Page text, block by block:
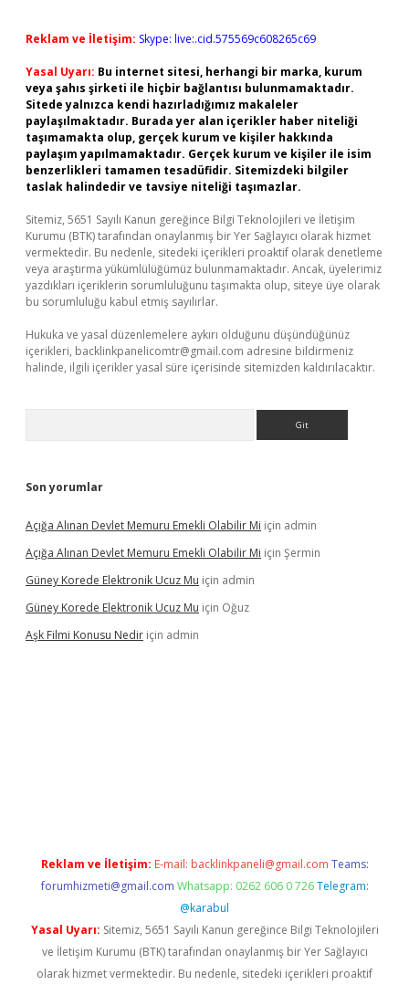
Reklam ve İletişim: Skype: live:.cid.575569c608265c69
Yasal Uyarı: Bu internet sitesi, herhangi bir marka, kurum
veya şahıs şirketi ile hiçbir bağlantısı bulunmamaktadır.
Sitede yalnızca kendi hazırladığımız makaleler
paylaşılmaktadır. Burada yer alan içerikler haber niteliği
taşımamakta olup, gerçek kurum ve kişiler hakkında
paylaşım yapılmamaktadır. Gerçek kurum ve kişiler ile isim
benzerlikleri tamamen tesadüfidir. Sitemizdeki bilgiler
taslak halindedir ve tavsiye niteliği taşımazlar.
Sitemiz, 5651 Sayılı Kanun gereğince Bilgi Teknolojileri ve İletişim
Kurumu (BTK) tarafından onaylanmış bir Yer Sağlayıcı olarak hizmet
vermektedir. Bu nedenle, sitedeki içerikleri proaktif olarak denetleme
veya araştırma yükümlülüğümüz bulunmamaktadır. Ancak, üyelerimiz
yazdıkları içeriklerin sorumluluğunu taşımakta olup, siteye üye olarak
bu sorumluluğu kabul etmiş sayılırlar.
Hukuka ve yasal düzenlemelere aykırı olduğunu düşündüğünüz
içerikleri, backlinkpanelicomtr@gmail.com adresine bildirmeniz
halinde, ilgili içerikler yasal süre içerisinde sitemizden kaldırılacaktır.
Son yorumlar
Açığa Alınan Devlet Memuru Emekli Olabilir Mi için admin
Açığa Alınan Devlet Memuru Emekli Olabilir Mi için Şermin
Güney Korede Elektronik Ucuz Mu için admin
Güney Korede Elektronik Ucuz Mu için Oğuz
Aşk Filmi Konusu Nedir için admin
Reklam ve İletişim: E-mail: backlinkpaneli@gmail.com Teams:
forumhizmeti@gmail.com Whatsapp: 0262 606 0 726 Telegram:
@karabul
Yasal Uyarı: Sitemiz, 5651 Sayılı Kanun gereğince Bilgi Teknolojileri
ve İletişim Kurumu (BTK) tarafından onaylanmış bir Yer Sağlayıcı
olarak hizmet vermektedir. Bu nedenle, sitedeki içerikleri proaktif